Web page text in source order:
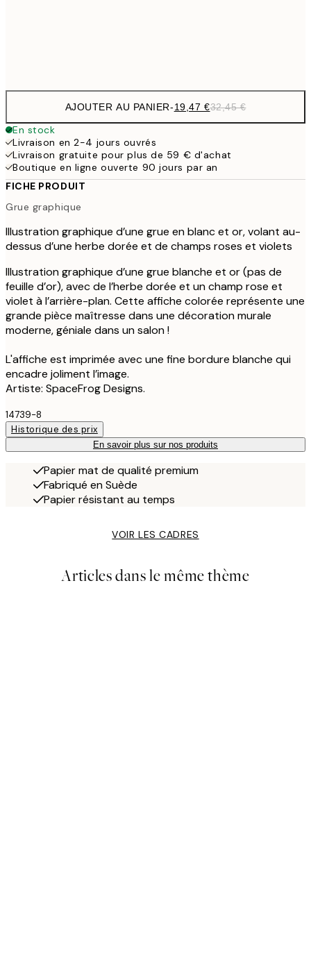
AJOUTER AU PANIER-19,47 €32,45 €
En stock
Livraison en 2-4 jours ouvrés
Livraison gratuite pour plus de 59 € d'achat
Boutique en ligne ouverte 90 jours par an
FICHE PRODUIT
Grue graphique
Illustration graphique d’une grue en blanc et or, volant au-
dessus d’une herbe dorée et de champs roses et violets
Illustration graphique d’une grue blanche et or (pas de
feuille d’or), avec de l’herbe dorée et un champ rose et
violet à l’arrière-plan. Cette affiche colorée représente une
grande pièce maîtresse dans une décoration murale
moderne, géniale dans un salon !
L'affiche est imprimée avec une fine bordure blanche qui
encadre joliment l’image.
Artiste: SpaceFrog Designs.
14739-8
Historique des prix
En savoir plus sur nos produits
Papier mat de qualité premium
Fabriqué en Suède
Papier résistant au temps
VOIR LES CADRES
Articles dans le même thème